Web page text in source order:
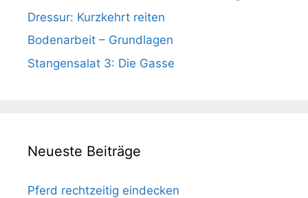
Dressur: Kurzkehrt reiten
Bodenarbeit – Grundlagen
Stangensalat 3: Die Gasse
Neueste Beiträge
Pferd rechtzeitig eindecken